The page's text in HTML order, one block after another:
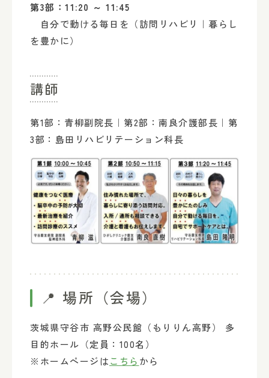
第3部：11:20 ～ 11:45
自分で動ける毎日を（訪問リハビリ｜暮らし
を豊かに）
講師
第1部：青柳副院長｜第2部：南良介護部長｜第
3部：島田リハビリテーション科長
📍 場所（会場）
茨城県守谷市 高野公民館（もりりん高野） 多
目的ホール（定員：100名）
※ホームページはこちら から